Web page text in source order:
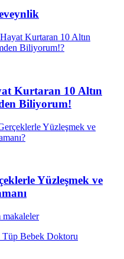
Kurtaran 10 Altın
Biliyorum!
Yüzleşmek ve
makaleler